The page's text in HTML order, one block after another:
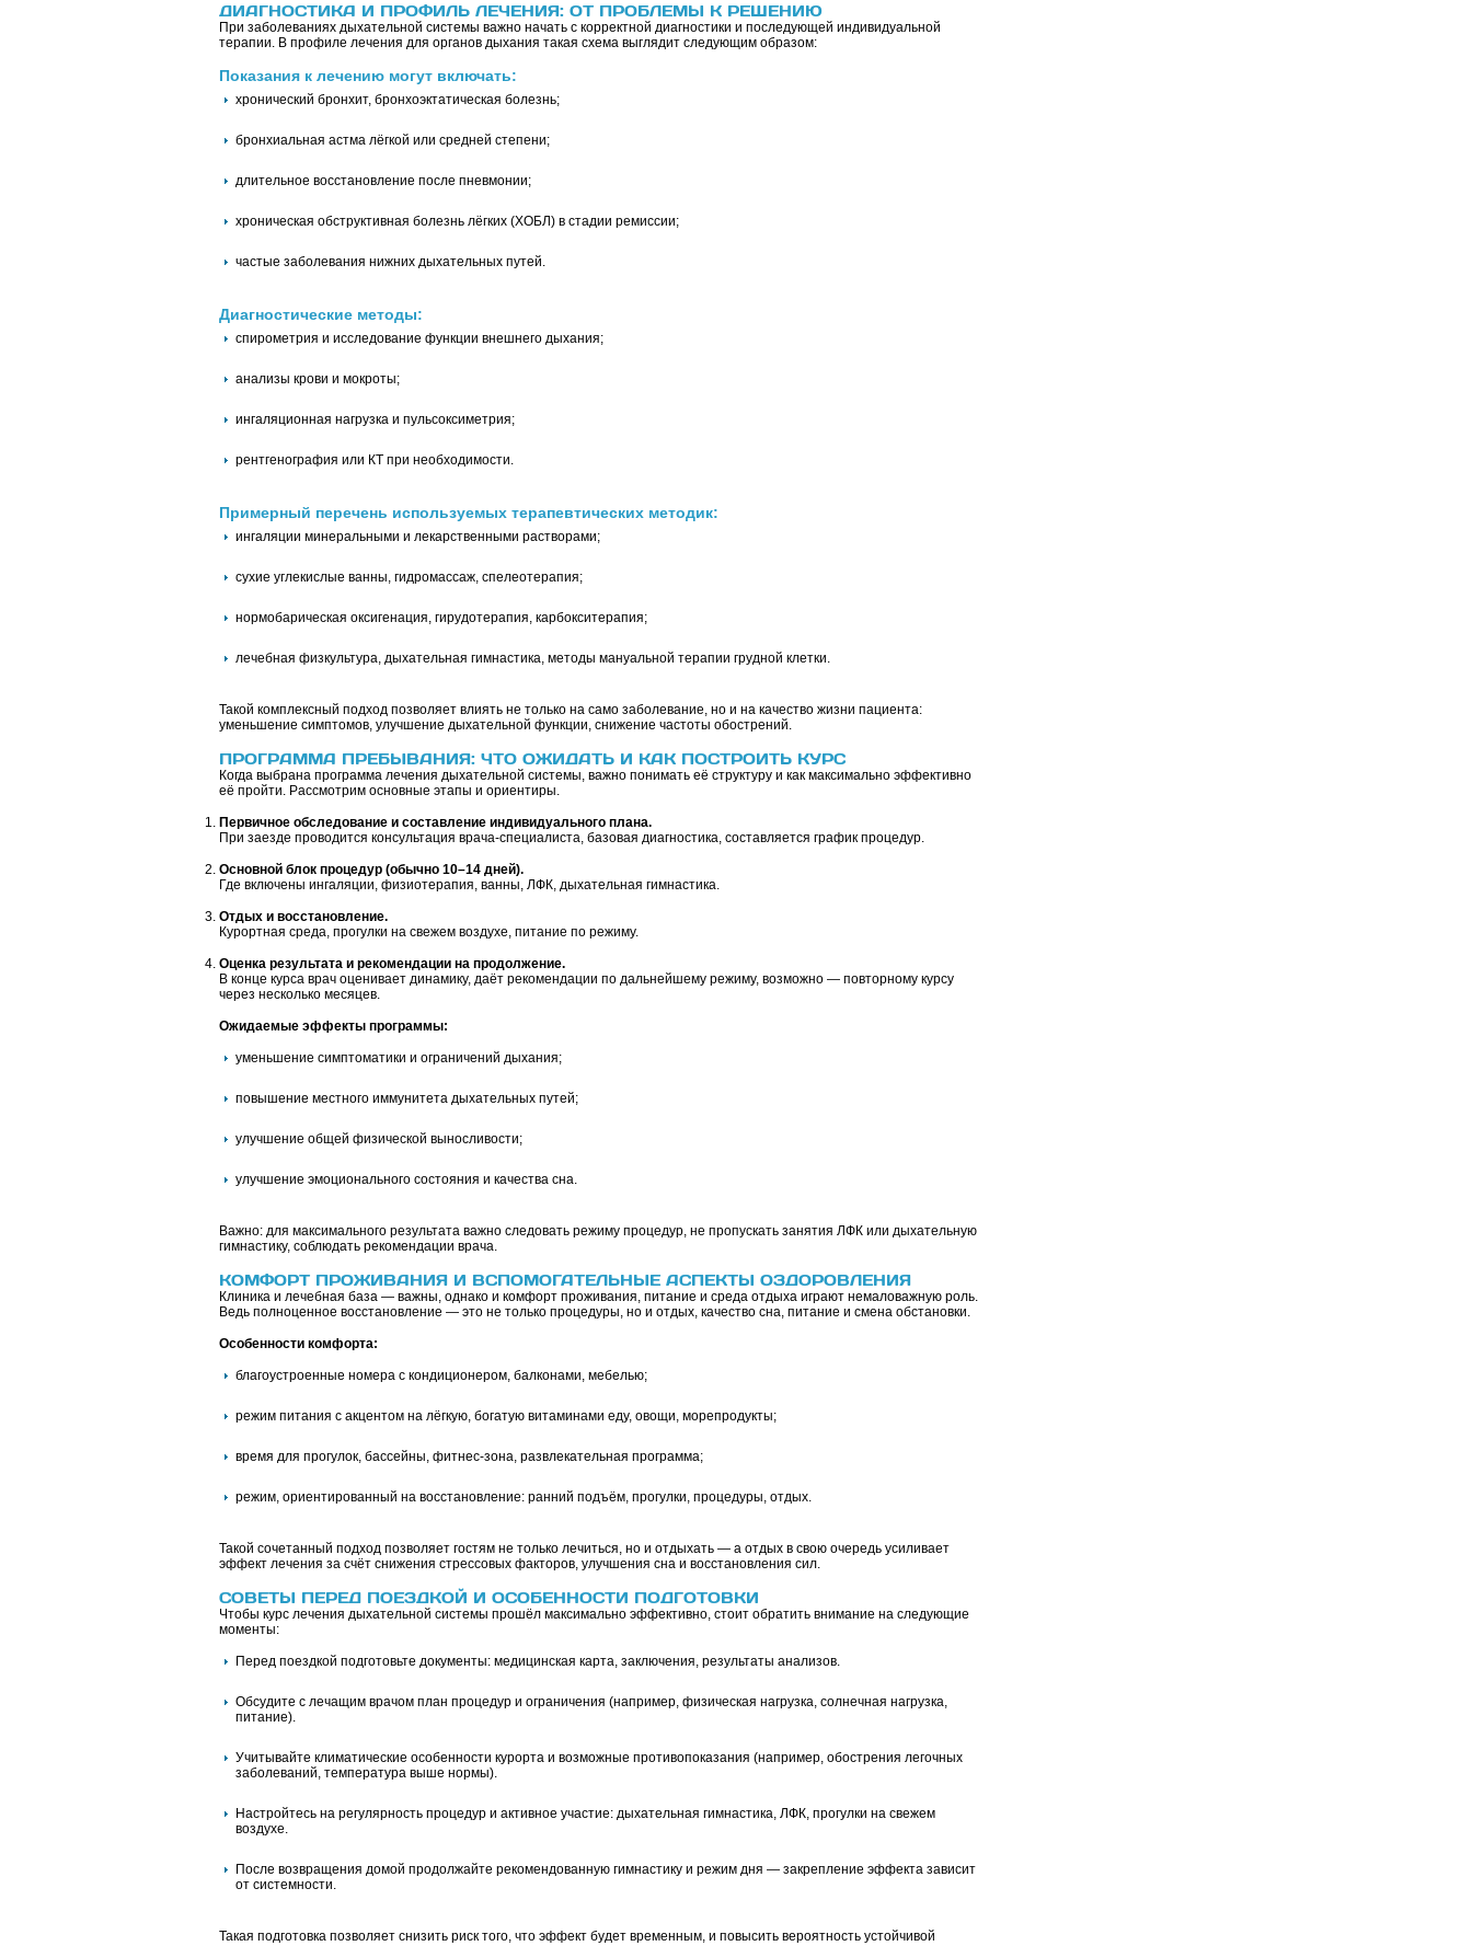
ДИАГНОСТИКА И ПРОФИЛЬ ЛЕЧЕНИЯ: ОТ ПРОБЛЕМЫ К РЕШЕНИЮ
При заболеваниях дыхательной системы важно начать с корректной диагностики и последующей индивидуальной
терапии. В профиле лечения для органов дыхания такая схема выглядит следующим образом:
Показания к лечению могут включать:
хронический бронхит, бронхоэктатическая болезнь;
бронхиальная астма лёгкой или средней степени;
длительное восстановление после пневмонии;
хроническая обструктивная болезнь лёгких (ХОБЛ) в стадии ремиссии;
частые заболевания нижних дыхательных путей.
Диагностические методы:
спирометрия и исследование функции внешнего дыхания;
анализы крови и мокроты;
ингаляционная нагрузка и пульсоксиметрия;
рентгенография или КТ при необходимости.
Примерный перечень используемых терапевтических методик:
ингаляции минеральными и лекарственными растворами;
сухие углекислые ванны, гидромассаж, спелеотерапия;
нормобарическая оксигенация, гирудотерапия, карбокситерапия;
лечебная физкультура, дыхательная гимнастика, методы мануальной терапии грудной клетки.
Такой комплексный подход позволяет влиять не только на само заболевание, но и на качество жизни пациента:
уменьшение симптомов, улучшение дыхательной функции, снижение частоты обострений.
ПРОГРАММА ПРЕБЫВАНИЯ: ЧТО ОЖИДАТЬ И КАК ПОСТРОИТЬ КУРС
Когда выбрана программа лечения дыхательной системы, важно понимать её структуру и как максимально эффективно
её пройти. Рассмотрим основные этапы и ориентиры.
Первичное обследование и составление индивидуального плана.
При заезде проводится консультация врача-специалиста, базовая диагностика, составляется график процедур.
Основной блок процедур (обычно 10–14 дней).
Где включены ингаляции, физиотерапия, ванны, ЛФК, дыхательная гимнастика.
Отдых и восстановление.
Курортная среда, прогулки на свежем воздухе, питание по режиму.
Оценка результата и рекомендации на продолжение.
В конце курса врач оценивает динамику, даёт рекомендации по дальнейшему режиму, возможно — повторному курсу
через несколько месяцев.
Ожидаемые эффекты программы:
уменьшение симптоматики и ограничений дыхания;
повышение местного иммунитета дыхательных путей;
улучшение общей физической выносливости;
улучшение эмоционального состояния и качества сна.
Важно: для максимального результата важно следовать режиму процедур, не пропускать занятия ЛФК или дыхательную
гимнастику, соблюдать рекомендации врача.
КОМФОРТ ПРОЖИВАНИЯ И ВСПОМОГАТЕЛЬНЫЕ АСПЕКТЫ ОЗДОРОВЛЕНИЯ
Клиника и лечебная база — важны, однако и комфорт проживания, питание и среда отдыха играют немаловажную роль.
Ведь полноценное восстановление — это не только процедуры, но и отдых, качество сна, питание и смена обстановки.
Особенности комфорта:
благоустроенные номера с кондиционером, балконами, мебелью;
режим питания с акцентом на лёгкую, богатую витаминами еду, овощи, морепродукты;
время для прогулок, бассейны, фитнес-зона, развлекательная программа;
режим, ориентированный на восстановление: ранний подъём, прогулки, процедуры, отдых.
Такой сочетанный подход позволяет гостям не только лечиться, но и отдыхать — а отдых в свою очередь усиливает
эффект лечения за счёт снижения стрессовых факторов, улучшения сна и восстановления сил.
СОВЕТЫ ПЕРЕД ПОЕЗДКОЙ И ОСОБЕННОСТИ ПОДГОТОВКИ
Чтобы курс лечения дыхательной системы прошёл максимально эффективно, стоит обратить внимание на следующие
моменты:
Перед поездкой подготовьте документы: медицинская карта, заключения, результаты анализов.
Обсудите с лечащим врачом план процедур и ограничения (например, физическая нагрузка, солнечная нагрузка,
питание).
Учитывайте климатические особенности курорта и возможные противопоказания (например, обострения легочных
заболеваний, температура выше нормы).
Настройтесь на регулярность процедур и активное участие: дыхательная гимнастика, ЛФК, прогулки на свежем
воздухе.
После возвращения домой продолжайте рекомендованную гимнастику и режим дня — закрепление эффекта зависит
от системности.
Такая подготовка позволяет снизить риск того, что эффект будет временным, и повысить вероятность устойчивой